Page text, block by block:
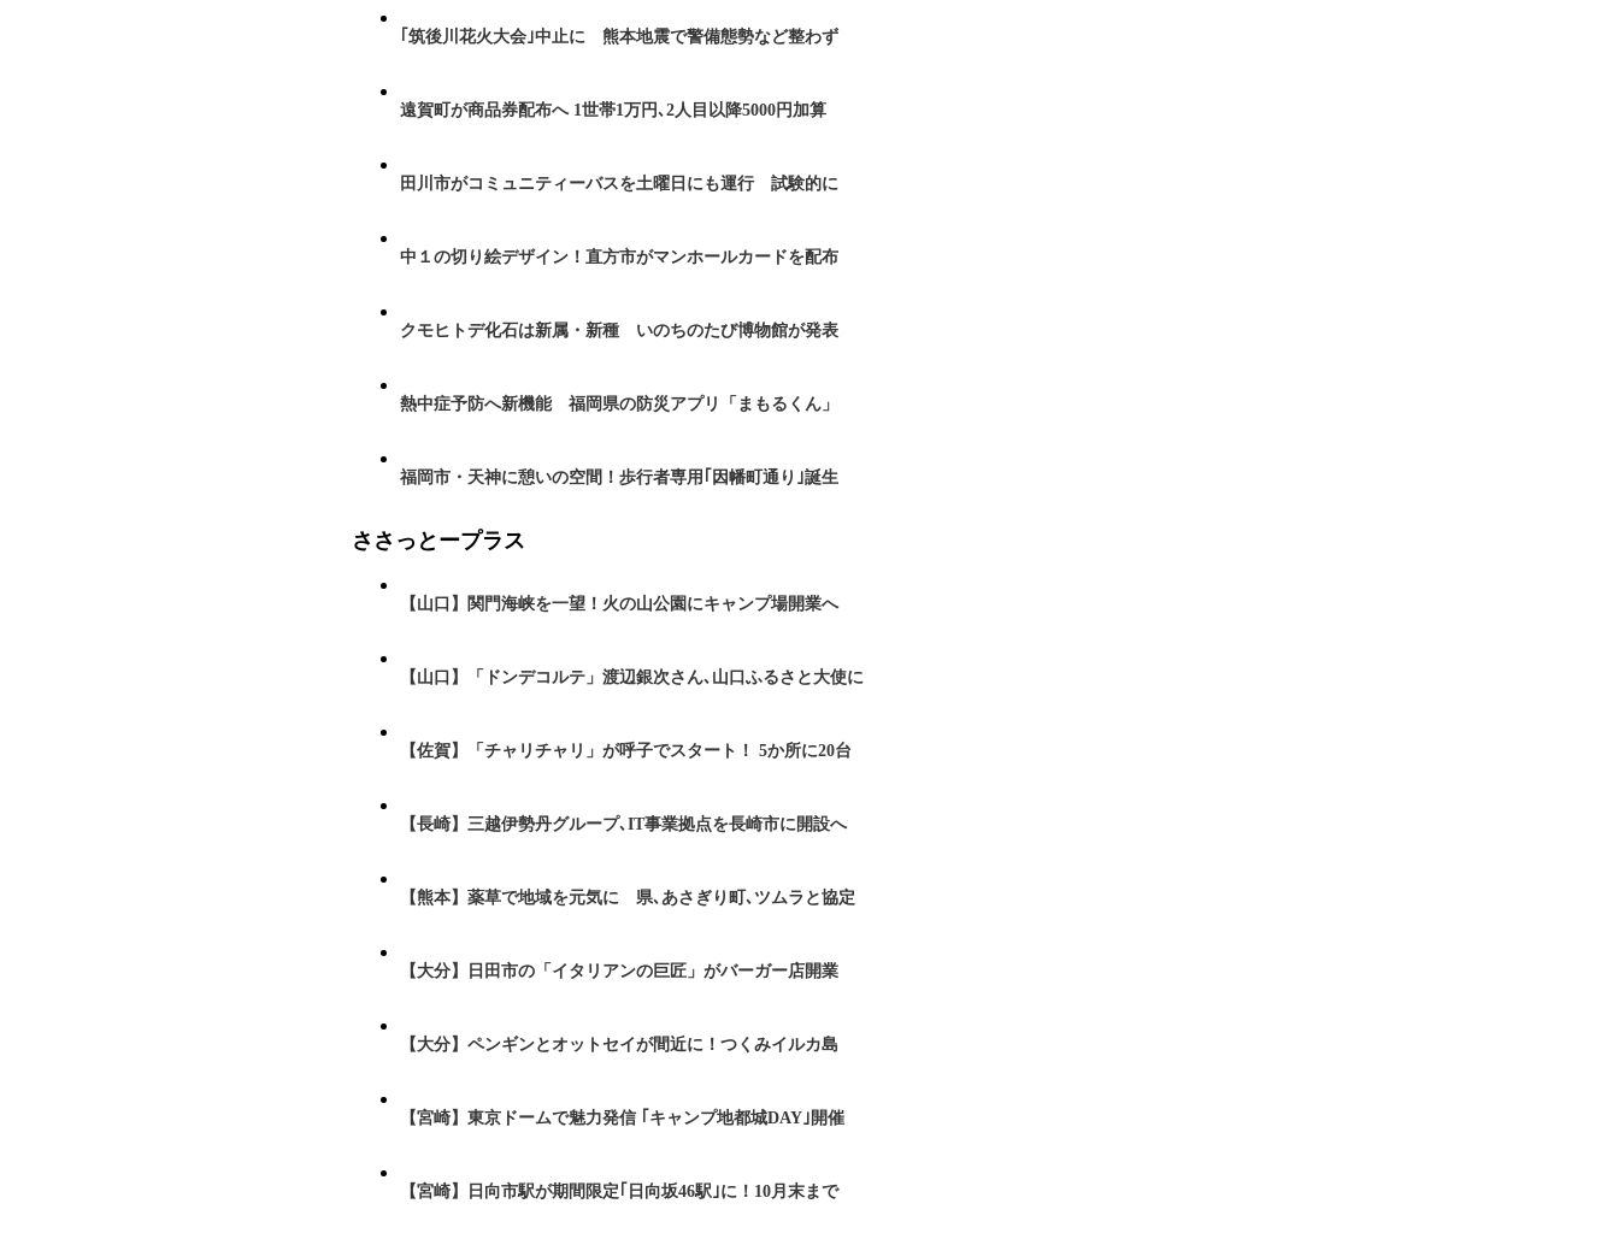
｢筑後川花火大会｣中止に 熊本地震で警備態勢など整わず
遠賀町が商品券配布へ 1世帯1万円､2人目以降5000円加算
田川市がコミュニティーバスを土曜日にも運行 試験的に
中１の切り絵デザイン！直方市がマンホールカードを配布
クモヒトデ化石は新属・新種 いのちのたび博物館が発表
熱中症予防へ新機能 福岡県の防災アプリ「まもるくん」
福岡市・天神に憩いの空間！歩行者専用｢因幡町通り｣誕生
ささっとープラス
【山口】関門海峡を一望！火の山公園にキャンプ場開業へ
【山口】「ドンデコルテ」渡辺銀次さん､山口ふるさと大使に
【佐賀】「チャリチャリ」が呼子でスタート！ 5か所に20台
【長崎】三越伊勢丹グループ､IT事業拠点を長崎市に開設へ
【熊本】薬草で地域を元気に 県､あさぎり町､ツムラと協定
【大分】日田市の「イタリアンの巨匠」がバーガー店開業
【大分】ペンギンとオットセイが間近に！つくみイルカ島
【宮崎】東京ドームで魅力発信 ｢キャンプ地都城DAY｣開催
【宮崎】日向市駅が期間限定｢日向坂46駅｣に！10月末まで